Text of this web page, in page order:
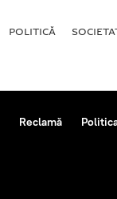
POLITICĂ
Reclamă